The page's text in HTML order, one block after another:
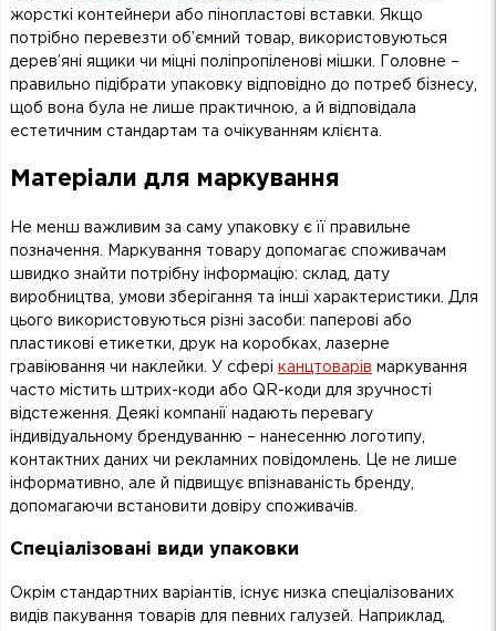
жорсткі контейнери або пінопластові вставки. Якщо
потрібно перевезти об’ємний товар, використовуються
дерев’яні ящики чи міцні поліпропіленові мішки. Головне –
правильно підібрати упаковку відповідно до потреб бізнесу,
щоб вона була не лише практичною, а й відповідала
естетичним стандартам та очікуванням клієнта.
Матеріали для маркування
Не менш важливим за саму упаковку є її правильне
позначення. Маркування товару допомагає споживачам
швидко знайти потрібну інформацію: склад, дату
виробництва, умови зберігання та інші характеристики. Для
цього використовуються різні засоби: паперові або
пластикові етикетки, друк на коробках, лазерне
гравіювання чи наклейки. У сфері канцтоварів маркування
часто містить штрих-коди або QR-коди для зручності
відстеження. Деякі компанії надають перевагу
індивідуальному брендуванню – нанесенню логотипу,
контактних даних чи рекламних повідомлень. Це не лише
інформативно, але й підвищує впізнаваність бренду,
допомагаючи встановити довіру споживачів.
Спеціалізовані види упаковки
Окрім стандартних варіантів, існує низка спеціалізованих
видів пакування товарів для певних галузей. Наприклад,